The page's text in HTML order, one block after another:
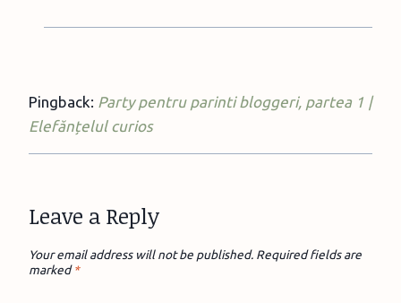
Pingback: Party pentru parinti bloggeri, partea 1 |
Elefănțelul curios
Leave a Reply
Your email address will not be published. Required fields are
marked*